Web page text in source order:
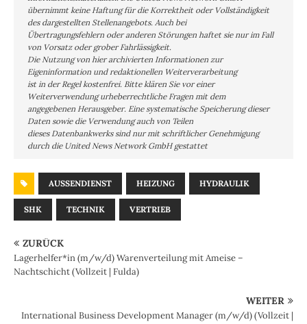
übernimmt keine Haftung für die Korrektheit oder Vollständigkeit
des dargestellten Stellenangebots. Auch bei
Übertragungsfehlern oder anderen Störungen haftet sie nur im Fall
von Vorsatz oder grober Fahrlässigkeit.
Die Nutzung von hier archivierten Informationen zur
Eigeninformation und redaktionellen Weiterverarbeitung
ist in der Regel kostenfrei. Bitte klären Sie vor einer
Weiterverwendung urheberrechtliche Fragen mit dem
angegebenen Herausgeber. Eine systematische Speicherung dieser
Daten sowie die Verwendung auch von Teilen
dieses Datenbankwerks sind nur mit schriftlicher Genehmigung
durch die United News Network GmbH gestattet
AUSSENDIENST HEIZUNG HYDRAULIK
SHK TECHNIK VERTRIEB
ZURÜCK
Lagerhelfer*in (m/w/d) Warenverteilung mit Ameise –
Nachtschicht (Vollzeit | Fulda)
WEITER
International Business Development Manager (m/w/d) (Vollzeit |